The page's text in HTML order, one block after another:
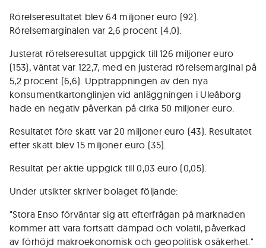
Rörelseresultatet blev 64 miljoner euro (92).
Rörelsemarginalen var 2,6 procent (4,0).
Justerat rörelseresultat uppgick till 126 miljoner euro
(153), väntat var 122,7, med en justerad rörelsemarginal på
5,2 procent (6,6). Upptrappningen av den nya
konsumentkartonglinjen vid anläggningen i Uleåborg
hade en negativ påverkan på cirka 50 miljoner euro.
Resultatet före skatt var 20 miljoner euro (43). Resultatet
efter skatt blev 15 miljoner euro (35).
Resultat per aktie uppgick till 0,03 euro (0,05).
Under utsikter skriver bolaget följande:
"Stora Enso förväntar sig att efterfrågan på marknaden
kommer att vara fortsatt dämpad och volatil, påverkad
av förhöjd makroekonomisk och geopolitisk osäkerhet."